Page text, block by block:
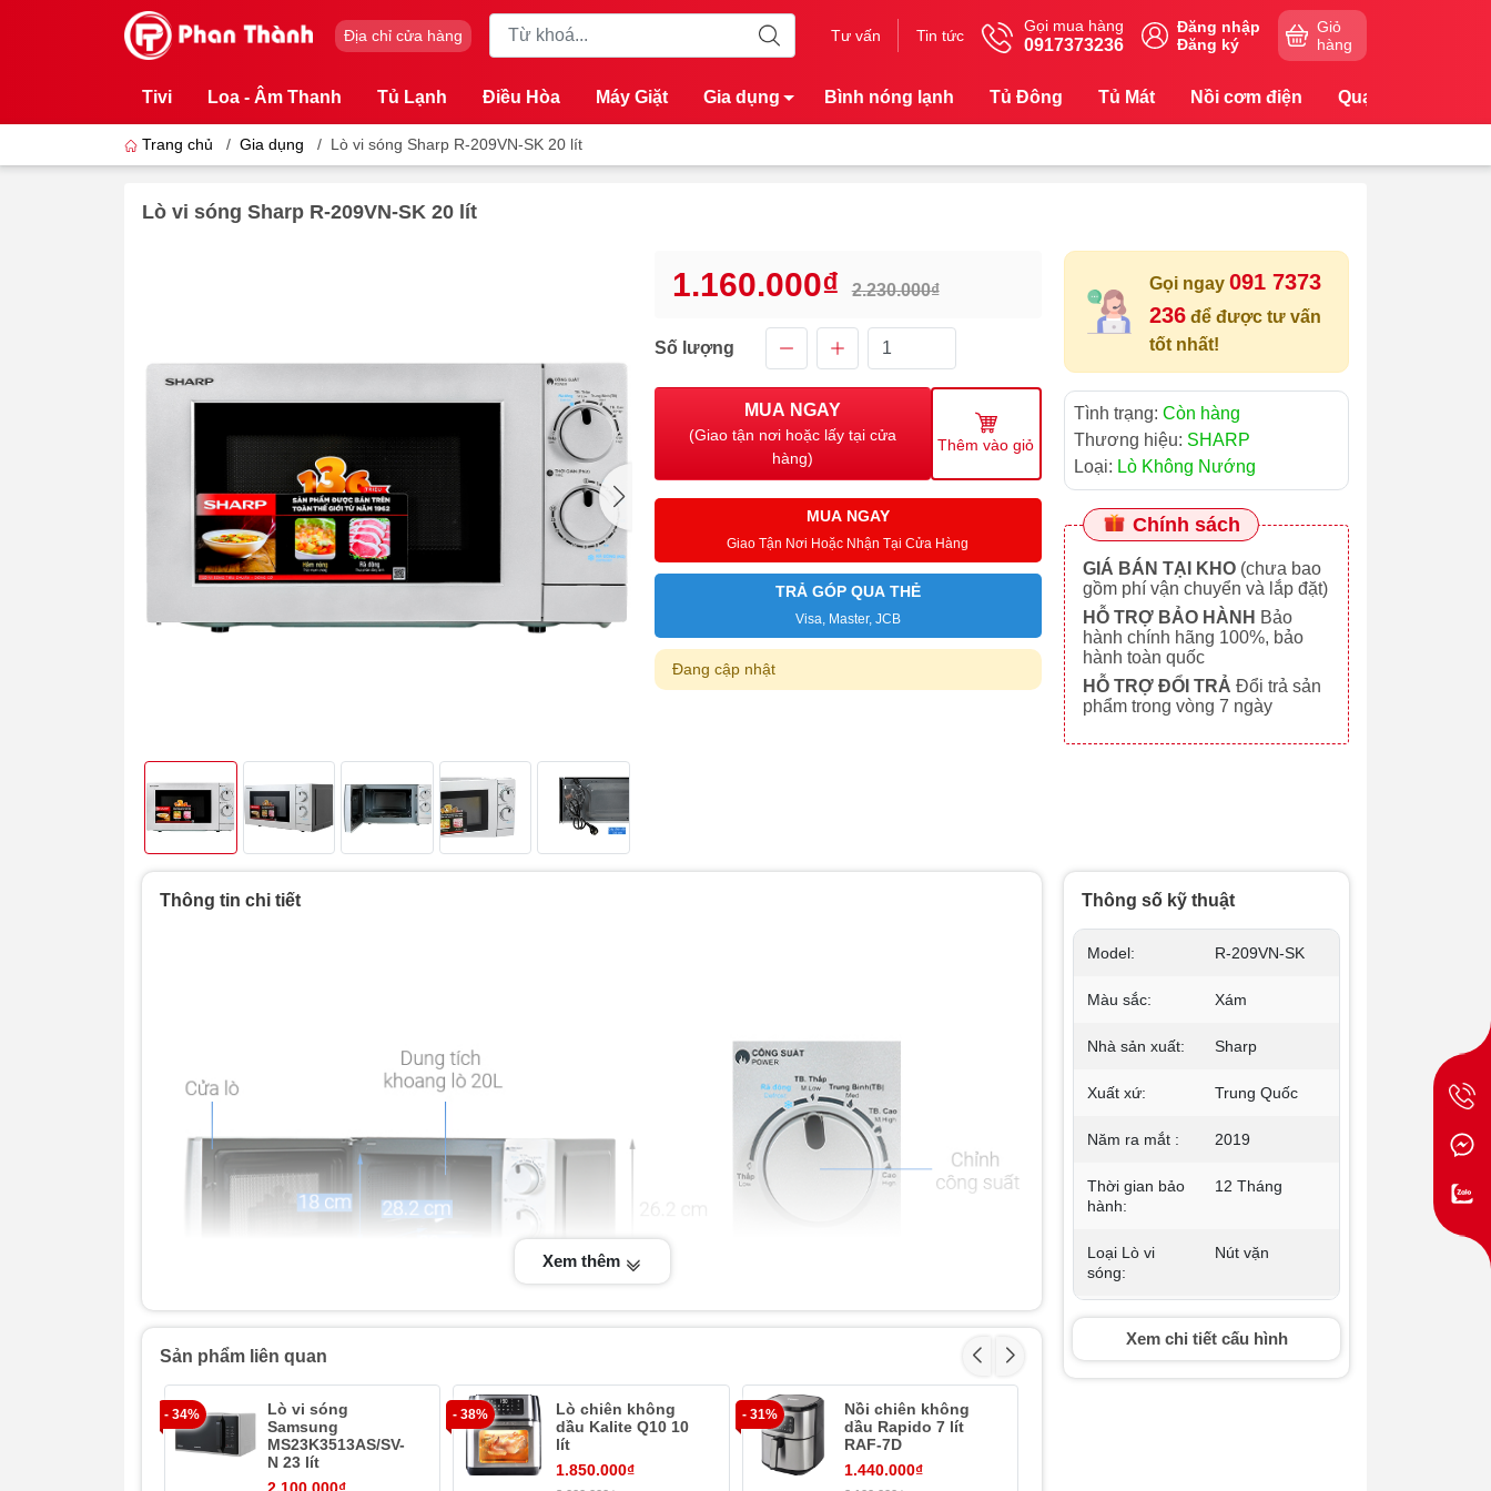
Địa chỉ cửa hàng Tư vấn Tin tức
Gọi mua hàng
0917373236
Đăng nhập
Đăng ký
Giỏ
hàng
Tivi Loa - Âm Thanh Tủ Lạnh Điều Hòa Máy Giặt Gia dụng Bình nóng lạnh Tủ Đông Tủ Mát Nồi cơm điện Quạt
Trang chủ / Gia dụng / Lò vi sóng Sharp R-209VN-SK 20 lít
Lò vi sóng Sharp R-209VN-SK 20 lít
1.160.000₫ 2.230.000₫
Số lượng
MUA NGAY
(Giao tận nơi hoặc lấy tại cửa
hàng)
Thêm vào giỏ
MUA NGAY
Giao Tận Nơi Hoặc Nhận Tại Cửa Hàng
TRẢ GÓP QUA THẺ
Visa, Master, JCB
Đang cập nhật
Gọi ngay 091 7373
236để được tư vấn
tốt nhất!
Tình trạng: Còn hàng
Thương hiệu: SHARP
Loại: Lò Không Nướng
Chính sách
GIÁ BÁN TẠI KHO(chưa bao
gồm phí vận chuyển và lắp đặt)
HỖ TRỢ BẢO HÀNH Bảo
hành chính hãng 100%, bảo
hành toàn quốc
HỖ TRỢ ĐỔI TRẢ Đổi trả sản
phẩm trong vòng 7 ngày
Thông số kỹ thuật
Model: R-209VN-SK
Màu sắc: Xám
Nhà sản xuất: Sharp
Xuất xứ: Trung Quốc
Năm ra mắt : 2019
Thời gian bảo
hành:
12 Tháng
Loại Lò vi
sóng:
Nút vặn
Dung tích: 20 Lít
Công suất: 700 W
Xem chi tiết cấu hình
Thông tin chi tiết
Xem thêm
Sản phẩm liên quan
- 34%
Lò vi sóng
Samsung
MS23K3513AS/SV-
N 23 lít
2.100.000₫
- 38%
Lò chiên không
dầu Kalite Q10 10
lít
1.850.000₫
- 31%
Nồi chiên không
dầu Rapido 7 lít
RAF-7D
1.440.000₫